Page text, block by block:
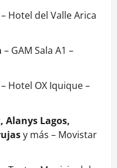
– Hotel del Valle Arica
– GAM Sala A1 –
– Hotel OX Iquique –
Alanys Lagos,
y más – Movistar